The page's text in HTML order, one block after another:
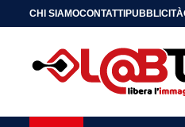
CHI SIAMOCONTATTIPUBBLICITÀ